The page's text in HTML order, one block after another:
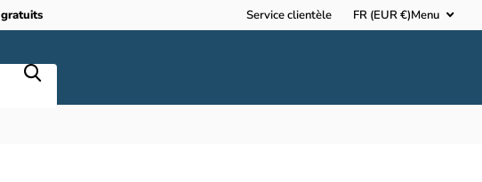
gratuits Service clientèle FR (EUR €)Menu